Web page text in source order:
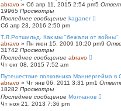
abravo » Сб апр 11, 2015 2:54 pm5
19965 Просмотры
Последнее сообщение kaganer
Сб апр 23, 2016 2:50 pm
Т.Я.Ротшильд. Как мы "бежали от войны".
abravo » Пн июн 15, 2009 10:20 pm9
31742 Просмотры
Последнее сообщение abravo
Чт окт 08, 2015 7:52 am
Путешествие полковника Маннергейма в
abravo » Чт янв 06, 2011 3:31 pm1
18282 Просмотры
Последнее сообщение Молчанов
Чт ноя 21, 2013 7:36 pm